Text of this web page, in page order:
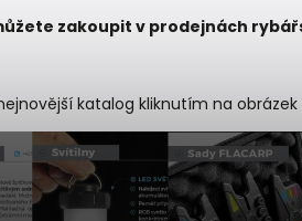
zakoupit v prodejnách
katalog kliknutím na obrázek